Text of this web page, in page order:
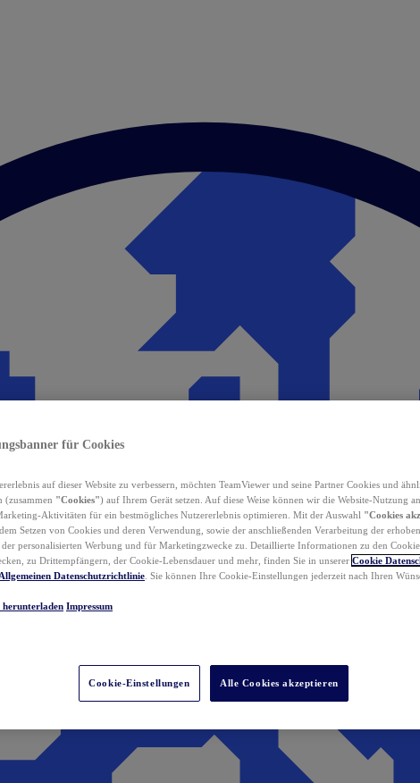
für Cookies
auf dieser Website zu verbessern, möchten TeamViewer und seine Partner Cookies und
(zusammen "Cookies") auf Ihrem Gerät setzen. Auf diese Weise können wir die Website-Nutzung
Aktivitäten für ein bestmögliches Nutzererlebnis optimieren. Mit der Auswahl "Cookies
Setzen von Cookies und deren Verwendung, sowie der anschließenden Verarbeitung der
personalisierten Werbung und für Marketingzwecke zu. Detaillierte Informationen zu den
zu Drittempfängern, der Cookie-Lebensdauer und mehr, finden Sie in unserer Cookie
Allgemeinen Datenschutzrichtlinie . Sie können Ihre Cookie-Einstellungen jederzeit nach Ihren
herunterladen Impressum
Cookie-Einstellungen Alle Cookies akzeptieren